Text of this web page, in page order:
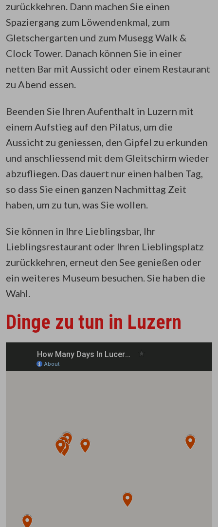
zurückkehren. Dann machen Sie einen
Spaziergang zum Löwendenkmal, zum
Gletschergarten und zum Musegg Walk &
Clock Tower. Danach können Sie in einer
netten Bar mit Aussicht oder einem Restaurant
zu Abend essen.
Beenden Sie Ihren Aufenthalt in Luzern mit
einem Aufstieg auf den Pilatus, um die
Aussicht zu geniessen, den Gipfel zu erkunden
und anschliessend mit dem Gleitschirm wieder
abzufliegen. Das dauert nur einen halben Tag,
so dass Sie einen ganzen Nachmittag Zeit
haben, um zu tun, was Sie wollen.
Sie können in Ihre Lieblingsbar, Ihr
Lieblingsrestaurant oder Ihren Lieblingsplatz
zurückkehren, erneut den See genießen oder
ein weiteres Museum besuchen. Sie haben die
Wahl.
Dinge zu tun in Luzern